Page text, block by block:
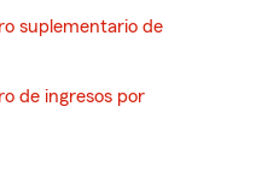
suplementario de
de ingresos por